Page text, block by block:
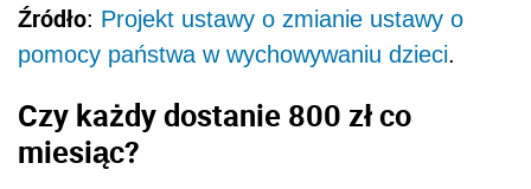
Źródło: Projekt ustawy o zmianie ustawy o
pomocy państwa w wychowywaniu dzieci.
Czy każdy dostanie 800 zł co
miesiąc?